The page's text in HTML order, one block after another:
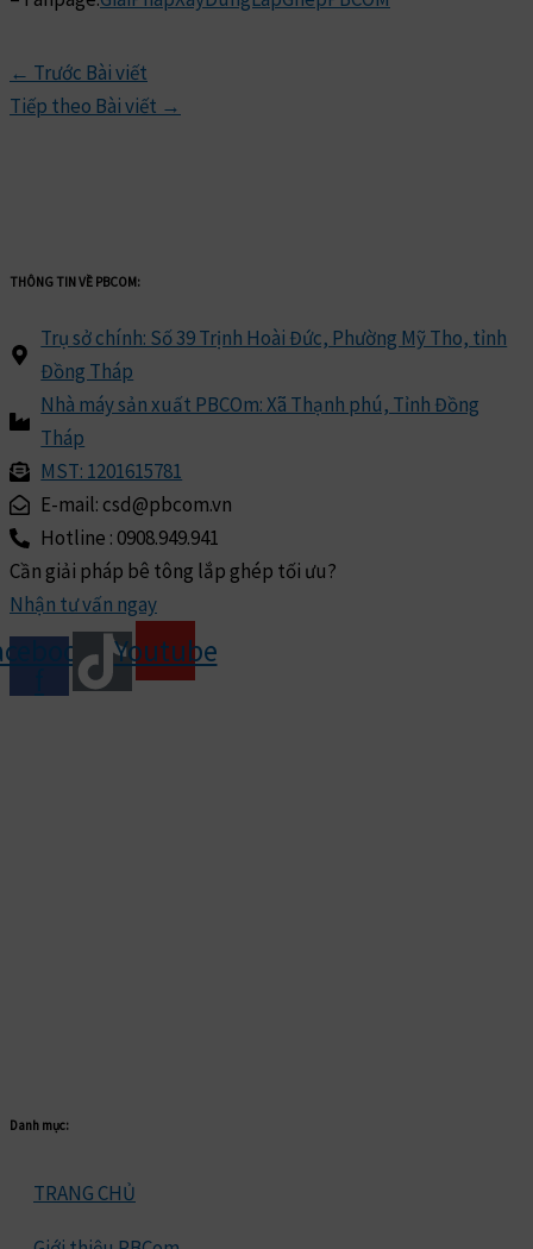
← Trước Bài viết
Tiếp theo Bài viết →
THÔNG TIN VỀ PBCOM:
Trụ sở chính: Số 39 Trịnh Hoài Đức, Phường Mỹ Tho, tỉnh
Đồng Tháp
Nhà máy sản xuất PBCOm: Xã Thạnh phú, Tỉnh Đồng
Tháp
MST: 1201615781
E-mail: csd@pbcom.vn
Hotline : 0908.949.941
Cần giải pháp bê tông lắp ghép tối ưu?
Nhận tư vấn ngay
Youtube
Danh mục:
TRANG CHỦ